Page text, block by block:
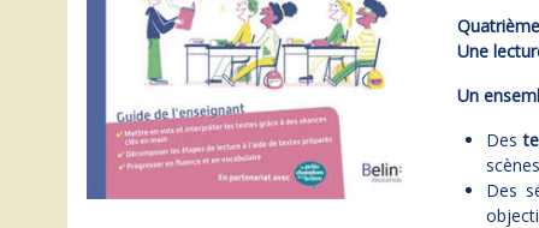
Une
Un
Des
Des